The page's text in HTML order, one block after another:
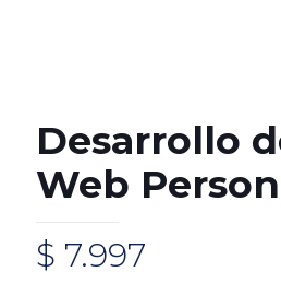
Desarrollo
Web
$ 7.997